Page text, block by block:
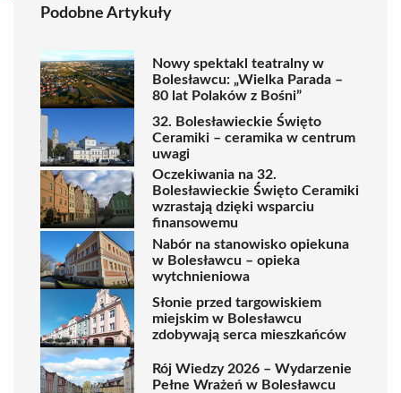
Podobne Artykuły
Nowy spektakl teatralny w
Bolesławcu: „Wielka Parada –
80 lat Polaków z Bośni”
32. Bolesławieckie Święto
Ceramiki – ceramika w centrum
uwagi
Oczekiwania na 32.
Bolesławieckie Święto Ceramiki
wzrastają dzięki wsparciu
finansowemu
Nabór na stanowisko opiekuna
w Bolesławcu – opieka
wytchnieniowa
Słonie przed targowiskiem
miejskim w Bolesławcu
zdobywają serca mieszkańców
Rój Wiedzy 2026 – Wydarzenie
Pełne Wrażeń w Bolesławcu